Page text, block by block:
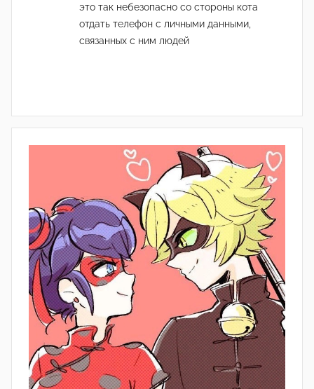
это так небезопасно со стороны кота
отдать телефон с личными данными,
связанных с ним людей